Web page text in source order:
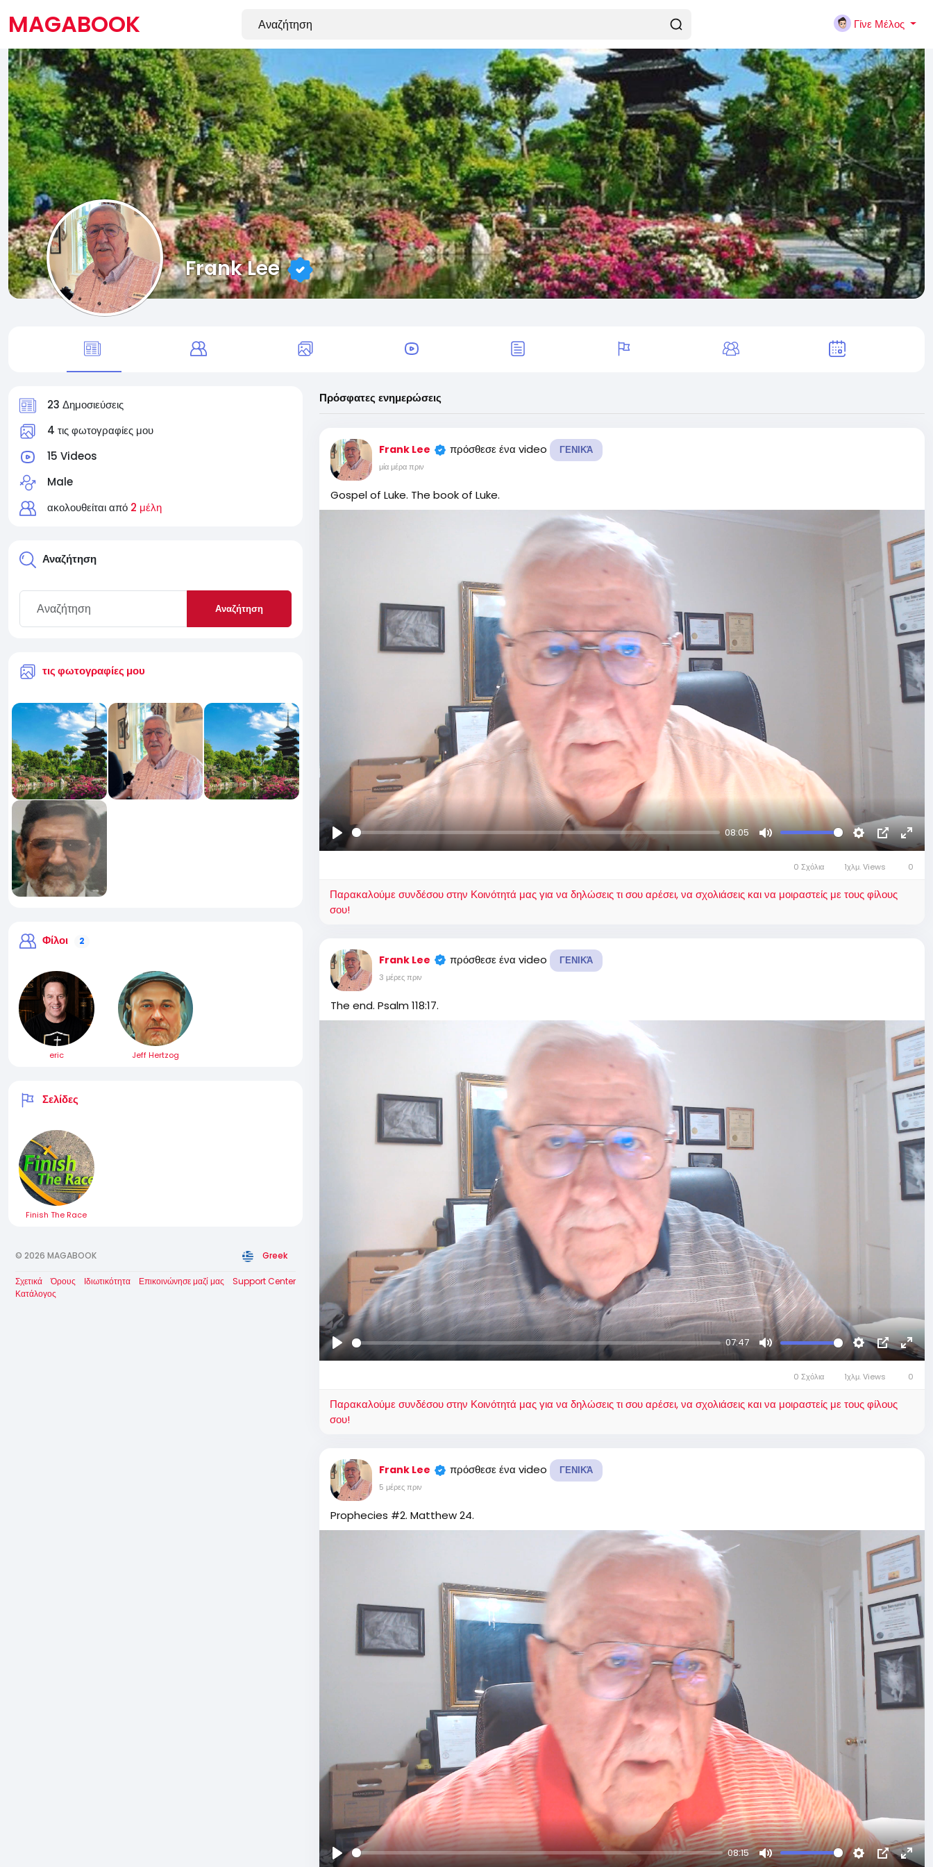
MAGABOOK Γίνε Μέλος
Frank Lee
23 Δημοσιεύσεις
4 τις φωτογραφίες μου
15 Videos
Male
ακολουθείται από 2 μέλη
Αναζήτηση
Αναζήτηση
τις φωτογραφίες μου
Φίλοι 2
eric Jeff Hertzog
Σελίδες
Finish The Race
© 2026 MAGABOOK Greek
Σχετικά Όρους Ιδιωτικότητα Επικοινώνησε μαζί μας
Support Center
Κατάλογος
Πρόσφατες ενημερώσεις
Frank Lee πρόσθεσε ένα video ΓΕΝΙΚΆ
μία μέρα πριν
Gospel of Luke. The book of Luke.
Παίξε
08:05
Mute SettingsPicture-
in-
0 Σχόλια 1χλμ. Views 0
Παρακαλούμε συνδέσου στην Κοινότητά μας για να δηλώσεις τι σου αρέσει, να σχολιάσεις και να μοιραστείς με τους φίλους
σου!
Frank Lee πρόσθεσε ένα video ΓΕΝΙΚΆ
3 μέρες πριν
The end. Psalm 118:17.
Παίξε
07:47
Mute SettingsPicture-
in-
0 Σχόλια 1χλμ. Views 0
Παρακαλούμε συνδέσου στην Κοινότητά μας για να δηλώσεις τι σου αρέσει, να σχολιάσεις και να μοιραστείς με τους φίλους
σου!
Frank Lee πρόσθεσε ένα video ΓΕΝΙΚΆ
5 μέρες πριν
Prophecies #2. Matthew 24.
08:15